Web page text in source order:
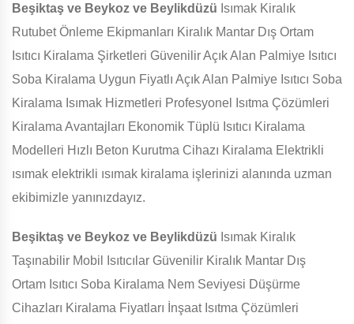
Beşiktaş ve Beykoz ve Beylikdüzü Isımak Kiralık
Rutubet Önleme Ekipmanları Kiralık Mantar Dış Ortam
Isıtıcı Kiralama Şirketleri Güvenilir Açık Alan Palmiye Isıtıcı
Soba Kiralama Uygun Fiyatlı Açık Alan Palmiye Isıtıcı Soba
Kiralama Isımak Hizmetleri Profesyonel Isıtma Çözümleri
Kiralama Avantajları Ekonomik Tüplü Isıtıcı Kiralama
Modelleri Hızlı Beton Kurutma Cihazı Kiralama Elektrikli
ısımak elektrikli ısımak kiralama işlerinizi alanında uzman
ekibimizle yanınızdayız.
Beşiktaş ve Beykoz ve Beylikdüzü Isımak Kiralık
Taşınabilir Mobil Isıtıcılar Güvenilir Kiralık Mantar Dış
Ortam Isıtıcı Soba Kiralama Nem Seviyesi Düşürme
Cihazları Kiralama Fiyatları İnşaat Isıtma Çözümleri